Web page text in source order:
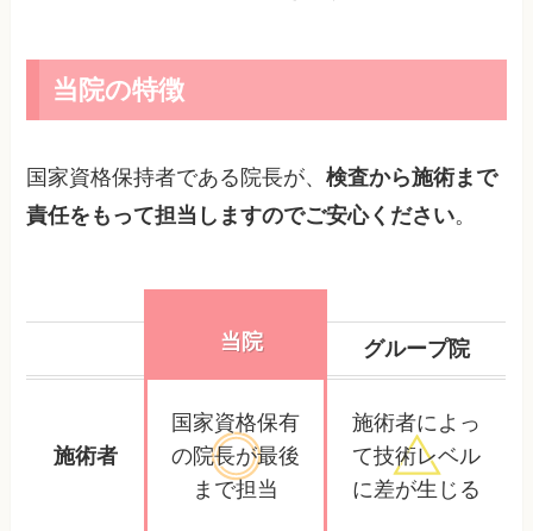
当院の特徴
国家資格保持者である院長が、検査から施術まで
責任をもって担当しますのでご安心ください。
当院 グループ院
施術者
国家資格保有
の院長が最後
まで担当
施術者によっ
て技術レベル
に差が生じる